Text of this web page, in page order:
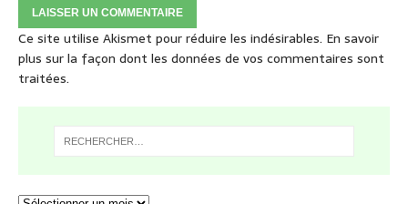
Ce site utilise Akismet pour réduire les indésirables. En savoir
plus sur la façon dont les données de vos commentaires sont
traitées.